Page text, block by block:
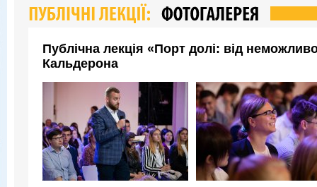
Публічна лекція «Порт долі: від
Кальдерона